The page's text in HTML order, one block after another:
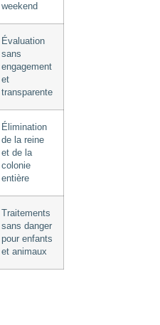
weekend
Évaluation
sans
engagement
et
transparente
Élimination
de la reine
et de la
colonie
entière
Traitements
sans danger
pour enfants
et animaux